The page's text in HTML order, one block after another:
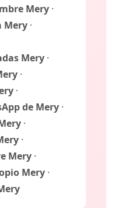
Mery ·
Mery ·
Mery ·
·
·
de Mery ·
·
·
Mery ·
Mery ·